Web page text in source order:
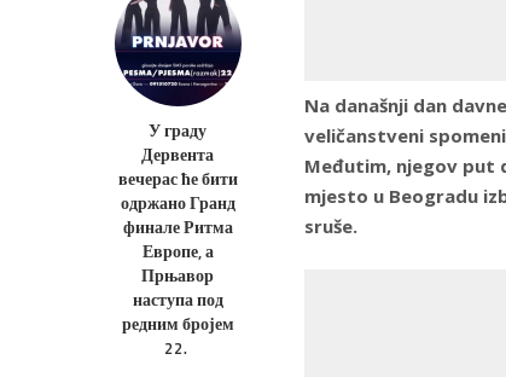
У граду
Дервента
вечерас ће бити
одржано Гранд
финале Ритма
Европе, а
Прњавор
наступа под
редним бројем
22.
Na današnji dan
veličanstveni
Međutim, njegov put
mjesto u Beogradu
sruše.